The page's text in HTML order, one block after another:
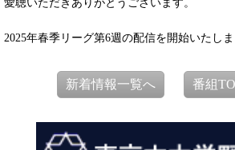
愛聴いただきありがとうございます。
2025年春季リーグ第6週の配信を開始いたしま
新着情報一覧へ 番組